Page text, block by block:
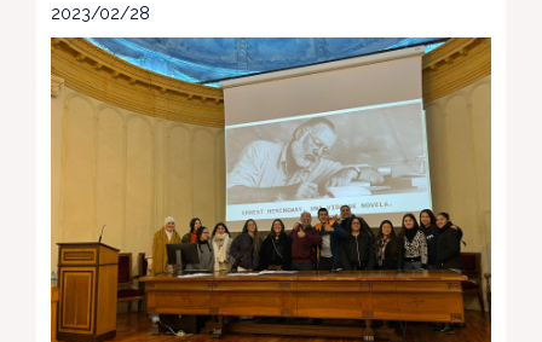
2023/02/28